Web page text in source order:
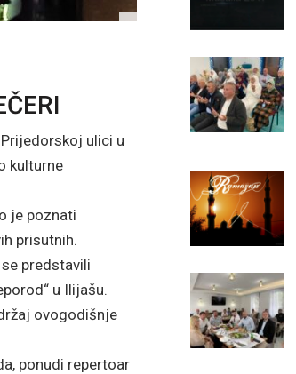
ulici u
kulturne
je poznati
prisutnih.
predstavili
u Ilijašu.
ovogodišnje
ponudi repertoar